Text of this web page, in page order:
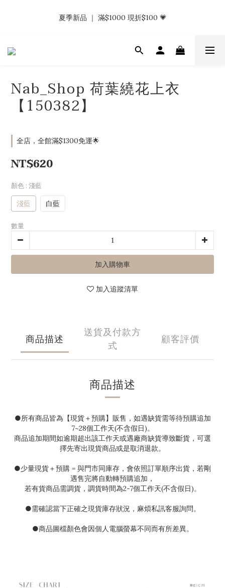
金.ᐟ.ᐟ
夏季新品 ｜ 滿$1000 現折$100 💗
𝗡𝗮𝗯_𝗚𝗶𝗿𝗹𝘀大量募集中｜於社群分享標記回傳 找小編領取購物
Nab_Shop 荷葉繞花上衣
【150382】
全店，全館滿$1300免運🌟
NT$620
顏色 : 淺藍
淺藍 白藍
數量
加入購物車
加入追蹤清單
商品描述
送貨及付款方
式
顧客評價
商品描述
●所有商品皆為【現貨＋預購】販售，如遇缺貨需等待預購追加
7~28個工作天(不含假日)。
商品追加期間如逾期超出該工作天或遇廠商缺貨導致斷貨，可選
擇先寄出現貨商品或是取消退款。
●少量現貨＋預購 = 與門市同庫存，會依照訂單順序出貨，若剛
遇售完將自動轉預購追加，
若有貨商品需調貨，調貨時間為2-7個工作天(不含假日)。
●需確認當下正確之現貨庫存狀況，麻煩私訊客服詢問。
●商品圖檔顏色會因個人電腦螢幕不同而有所差異。